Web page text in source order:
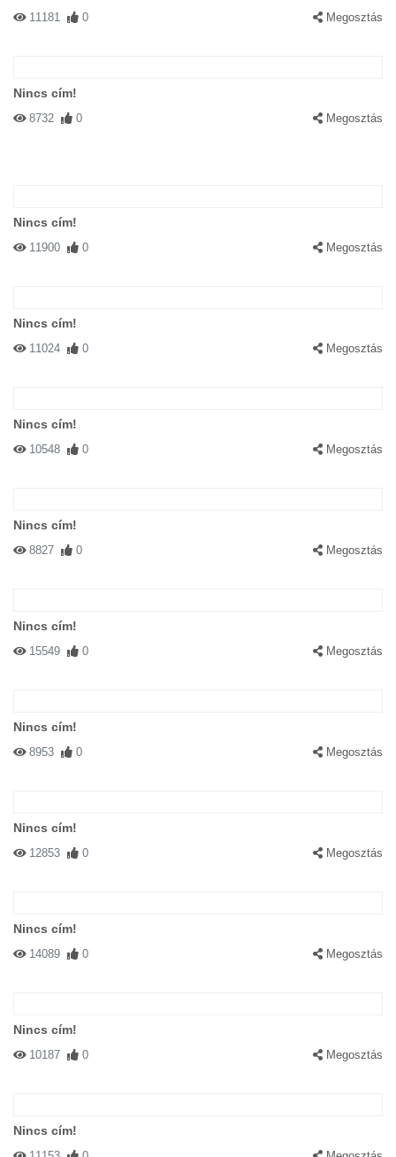
11181 0 Megosztás
Nincs cím!
8732 0 Megosztás
Nincs cím!
11900 0 Megosztás
Nincs cím!
11024 0 Megosztás
Nincs cím!
10548 0 Megosztás
Nincs cím!
8827 0 Megosztás
Nincs cím!
15549 0 Megosztás
Nincs cím!
8953 0 Megosztás
Nincs cím!
12853 0 Megosztás
Nincs cím!
14089 0 Megosztás
Nincs cím!
10187 0 Megosztás
Nincs cím!